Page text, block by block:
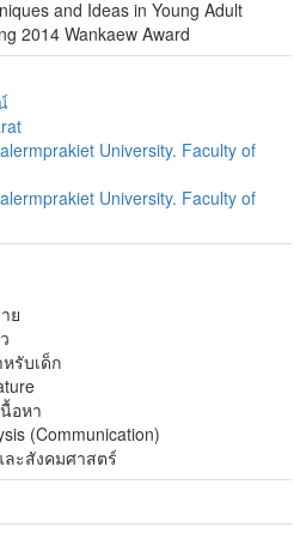
and Ideas in Young Adult
2014 Wankaew Award
University. Faculty of
University. Faculty of
ย
รับเด็ก
อหา
(Communication)
ะสังคมศาสตร์